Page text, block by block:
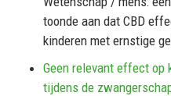
toonde aan dat CBD
kinderen met ernstige
Geen relevant effect op
tijdens de